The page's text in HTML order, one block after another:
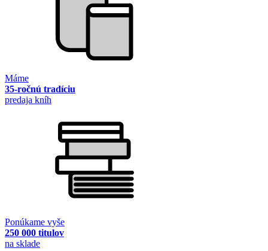
Máme
35-ročnú tradíciu
predaja kníh
Ponúkame vyše
250 000 titulov
na sklade